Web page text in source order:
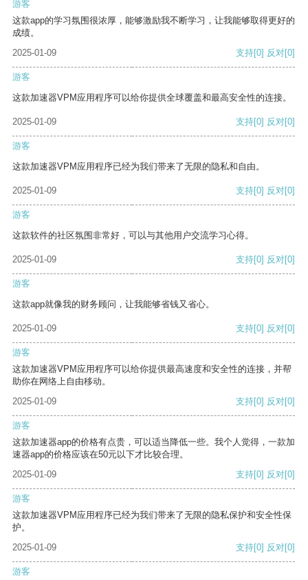
游客
这款app的学习氛围很浓厚，能够激励我不断学习，让我能够取得更好的
成绩。
2025-01-09
支持[0] 反对[0]
游客
这款加速器VPM应用程序可以给你提供全球覆盖和最高安全性的连接。
2025-01-09 支持[0] 反对[0]
游客
这款加速器VPM应用程序已经为我们带来了无限的隐私和自由。
2025-01-09 支持[0] 反对[0]
游客
这款软件的社区氛围非常好，可以与其他用户交流学习心得。
2025-01-09 支持[0] 反对[0]
游客
这款app就像我的财务顾问，让我能够省钱又省心。
2025-01-09 支持[0] 反对[0]
游客
这款加速器VPM应用程序可以给你提供最高速度和安全性的连接，并帮
助你在网络上自由移动。
2025-01-09
支持[0] 反对[0]
游客
这款加速器app的价格有点贵，可以适当降低一些。我个人觉得，一款加
速器app的价格应该在50元以下才比较合理。
2025-01-09
支持[0] 反对[0]
游客
这款加速器VPM应用程序已经为我们带来了无限的隐私保护和安全性保
护。
2025-01-09
支持[0] 反对[0]
游客